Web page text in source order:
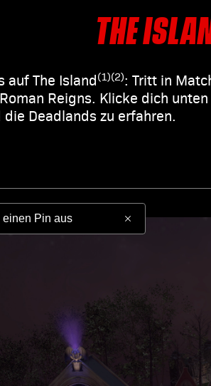
THE
auf The Island(1)(2): Tritt in
Reigns. Klicke dich
Deadlands zu erfahren.
einen Pin aus